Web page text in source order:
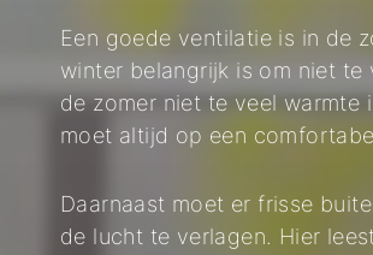
Een goede ventilatie is in de
winter belangrijk is om niet
de zomer niet te veel warmte
moet altijd op een
Daarnaast moet er frisse
de lucht te verlagen. Hier